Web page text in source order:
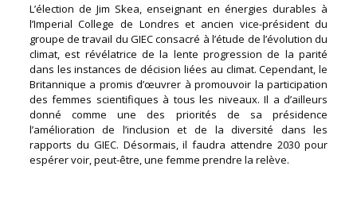
L’élection de Jim Skea, enseignant en énergies durables à
l’Imperial College de Londres et ancien vice-président du
groupe de travail du GIEC consacré à l’étude de l’évolution du
climat, est révélatrice de la lente progression de la parité
dans les instances de décision liées au climat. Cependant, le
Britannique a promis d’œuvrer à promouvoir la participation
des femmes scientifiques à tous les niveaux. Il a d’ailleurs
donné comme une des priorités de sa présidence
l’amélioration de l’inclusion et de la diversité dans les
rapports du GIEC. Désormais, il faudra attendre 2030 pour
espérer voir, peut-être, une femme prendre la relève.